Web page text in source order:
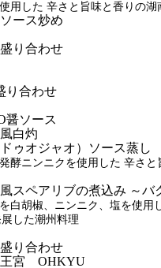
用した 辛さと旨味と香りの湖
ース炒め
り合わせ
り合わせ
醤ソース
白灼
ゥオジャオ）ソース蒸し
酵ニンニクを使用した 辛さと
スペアリブの煮込み ～バ
白胡椒、ニンニク、塩を使用
した潮州料理
り合わせ